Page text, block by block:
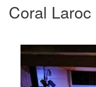
Coral Laroc